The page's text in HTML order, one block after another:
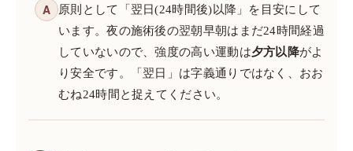
A
原則として「翌日(24時間後)以降」を目安にして
います。夜の施術後の翌朝早朝はまだ24時間経過
していないので、強度の高い運動は夕方以降がよ
り安全です。「翌日」は字義通りではなく、おお
むね24時間と捉えてください。